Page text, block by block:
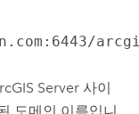
Server사이